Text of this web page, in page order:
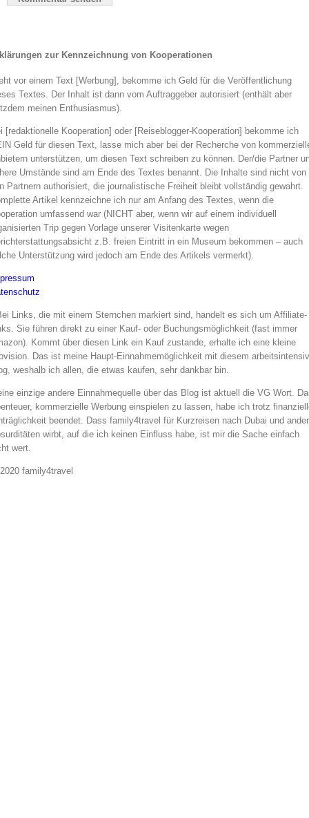
zur Kennzeichnung von Kooperationen
vor einem Text [Werbung], bekomme ich Geld für die Veröffentlichung
Textes. Der Inhalt ist dann vom Auftraggeber autorisiert (enthält aber
meinen Enthusiasmus).
[redaktionelle Kooperation] oder [Reiseblogger-Kooperation] bekomme ich
Geld für diesen Text, lasse mich aber bei der Recherche von
unterstützen, um diesen Text schreiben zu können. Der/die Partner
Umstände sind am Ende des Textes benannt. Die Inhalte sind nicht von
Partnern authorisiert, die journalistische Freiheit bleibt vollständig gewahrt.
Artikel kennzeichne ich nur am Anfang des Textes, wenn die
umfassend war (NICHT aber, wenn wir auf einem individuell
Trip gegen Vorlage unserer Visitenkarte wegen
z.B. freien Eintritt in ein Museum bekommen – auch
Unterstützung wird jedoch am Ende des Artikels vermerkt).
Links, die mit einem Sternchen markiert sind, handelt es sich um Affiliate-
Sie führen direkt zu einer Kauf- oder Buchungsmöglichkeit (fast immer
Kommt über diesen Link ein Kauf zustande, erhalte ich eine kleine
Das ist meine Haupt-Einnahmemöglichkeit mit diesem
weshalb ich allen, die etwas kaufen, sehr dankbar bin.
einzige andere Einnahmequelle über das Blog ist aktuell die VG Wort.
kommerzielle Werbung einspielen zu lassen, habe ich trotz
beendet. Dass family4travel für Kurzreisen nach Dubai und
wirbt, auf die ich keinen Einfluss habe, ist mir die Sache einfach
wert.
2020 family4travel